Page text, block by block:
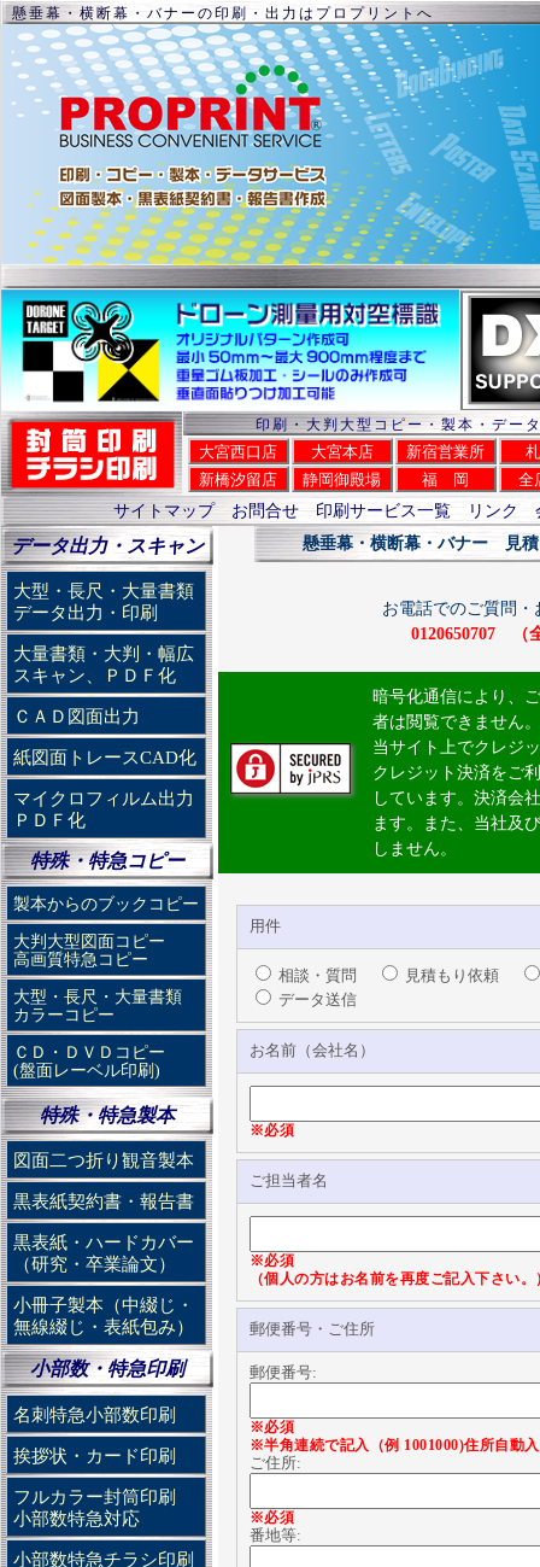
懸垂幕・横断幕・バナーの印刷・出力はプロプリントへ
印刷・大判大型コピー・製本・デー
大宮西口店 大宮本店 新宿営業所
新橋汐留店
静岡御殿場 福 岡
全
サイトマップ
お問合せ 印刷サービス一覧 リンク
データ出力・スキャン
大型・長尺・大量書類
データ出力・印刷
大量書類・大判・幅広
スキャン、ＰＤＦ化
ＣＡＤ図面出力
紙図面トレースCAD化
マイクロフィルム出力
ＰＤＦ化
特殊・特急コピー
製本からのブックコピー
大判大型図面コピー
高画質特急コピー
大型・長尺・大量書類
カラーコピー
ＣＤ・ＤＶＤコピー
(盤面レーベル印刷)
特殊・特急製本
図面二つ折り観音製本
黒表紙契約書・報告書
黒表紙・ハードカバー
（研究・卒業論文）
小冊子製本（中綴じ・
無線綴じ・表紙包み）
小部数・特急印刷
名刺特急小部数印刷
挨拶状・カード印刷
フルカラー封筒印刷
小部数特急対応
小部数特急チラシ印刷
懸垂幕・横断幕・バナー 見
お電話でのご質問
0120650707 （
暗号化通信により、
者は閲覧できません。
当サイト上でクレジ
クレジット決済をご
しています。決済会
ます。また、当社及
しません。
用件
相談・質問
見積もり依頼
データ送信
お名前（会社名）
※必須
ご担当者名
※必須
（個人の方はお名前を再度ご記入下さい。
郵便番号・ご住所
郵便番号:
※必須
※半角連続で記入（例 1001000)住所自動
ご住所:
※必須
番地等: